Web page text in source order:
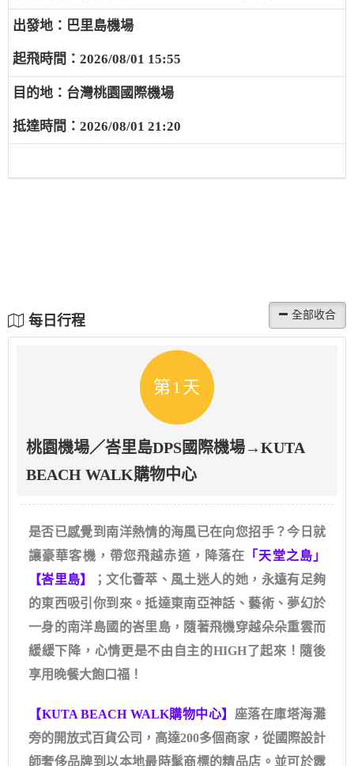
巴里島機場
2026/08/01 15:55
台灣桃園國際機場
2026/08/01 21:20
每日行程
第1天
桃園機場／峇里島DPS國際機場→KUTA
BEACH WALK購物中心
是否已感覺到南洋熱情的海風已在向您招手？今日就
讓豪華客機，帶您飛越赤道，降落在 「天堂之島」
【峇里島】
；文化薈萃、風土迷人的她，永遠有足夠
的東西吸引你到來。抵達東南亞神話、藝術、夢幻於
一身的南洋島國的峇里島，隨著飛機穿越朵朵重雲而
緩緩下降，心情更是不由自主的HIGH了起來！隨後
享用晚餐大飽口福！
【KUTA BEACH WALK購物中心】 座落在庫塔海灘
旁的開放式百貨公司，高達200多個商家，從國際設計
師奢侈品牌到以本地最時髦商標的精品店。並可於露